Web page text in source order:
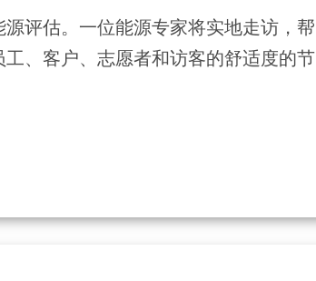
评估。一位能源专家将实地走访，帮
、客户、志愿者和访客的舒适度的节